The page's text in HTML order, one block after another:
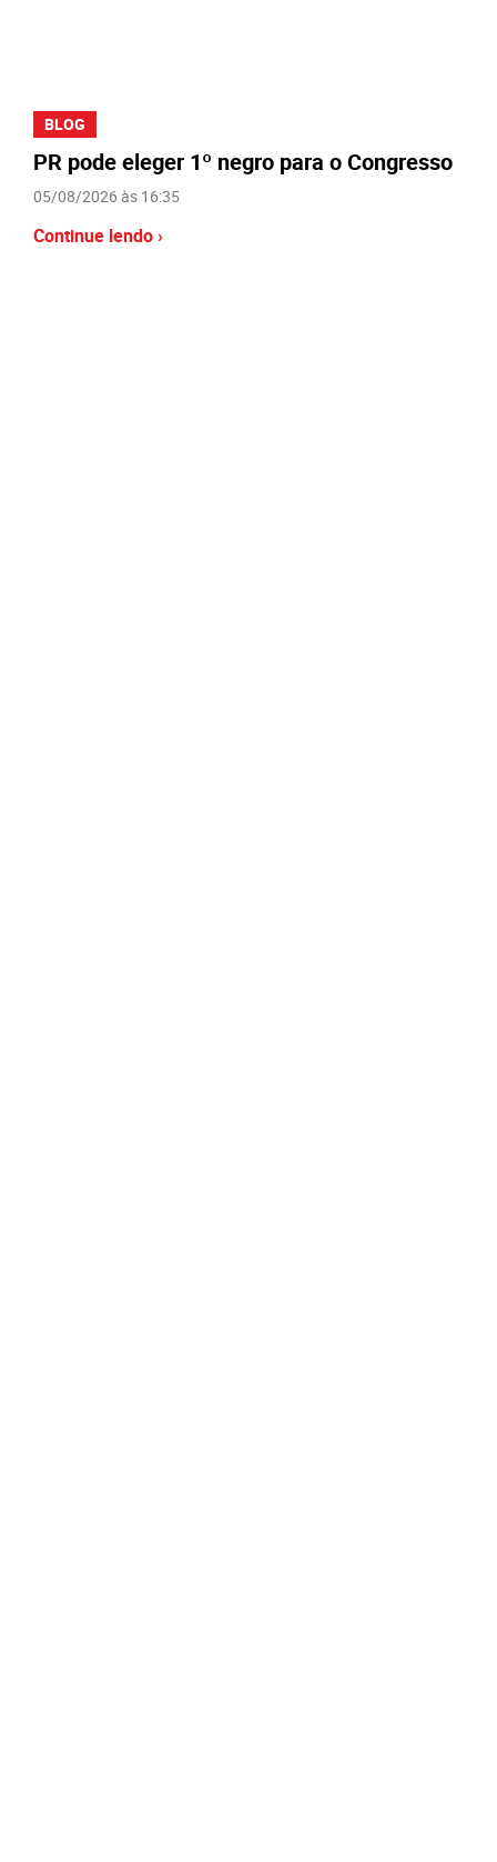
BLOG
PR pode eleger 1º negro para o Congresso
05/08/2026 às 16:35
Continue lendo ›